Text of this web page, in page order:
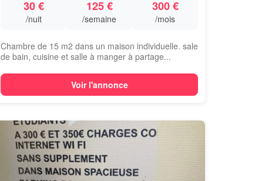
30 €
/nuit
125 €
/semaine
300 €
/mois
Chambre de 15 m2 dans un maison individuelle. sale
de bain, cuisine et salle à manger à partage...
Voir l'annonce